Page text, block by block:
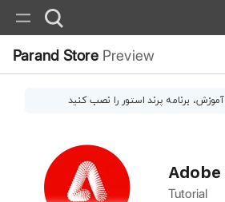
Parand Store Preview
آموزش، برنامه پرند استور را نصب کنید
Tutorial